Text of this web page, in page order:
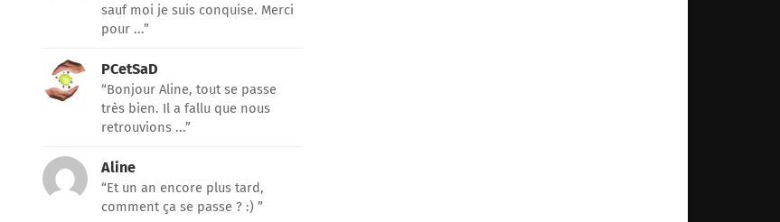
sauf moi je suis conquise. Merci
pour ...”
PCetSaD
“Bonjour Aline, tout se passe
très bien. Il a fallu que nous
retrouvions ...”
Aline
“Et un an encore plus tard,
comment ça se passe ? :) ”